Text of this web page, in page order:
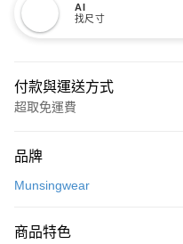
AI
找尺寸
付款與運送方式
超取免運費
信用卡一次付款
LINE Pay
品牌
Munsingwear
商品特色